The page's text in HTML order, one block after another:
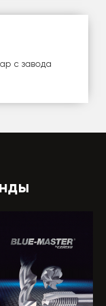
с завода